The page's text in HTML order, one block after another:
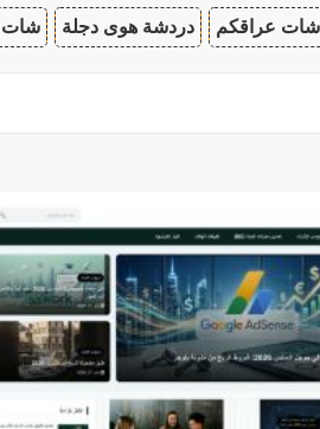
شات عراقكم دردشة هوى دجلة شات